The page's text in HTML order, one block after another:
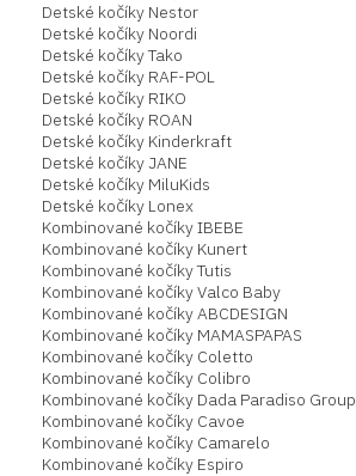
Detské kočíky Nestor
Detské kočíky Noordi
Detské kočíky Tako
Detské kočíky RAF-POL
Detské kočíky RIKO
Detské kočíky ROAN
Detské kočíky Kinderkraft
Detské kočíky JANE
Detské kočíky MiluKids
Detské kočíky Lonex
Kombinované kočíky IBEBE
Kombinované kočíky Kunert
Kombinované kočíky Tutis
Kombinované kočíky Valco Baby
Kombinované kočíky ABCDESIGN
Kombinované kočíky MAMASPAPAS
Kombinované kočíky Coletto
Kombinované kočíky Colibro
Kombinované kočíky Dada Paradiso Group
Kombinované kočíky Cavoe
Kombinované kočíky Camarelo
Kombinované kočíky Espiro